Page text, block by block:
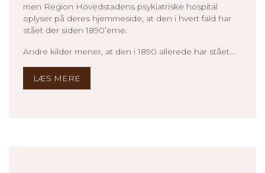
men Region Hovedstadens psykiatriske hospital
oplyser på deres hjemmeside, at den i hvert fald har
stået der siden 1890’erne.
Andre kilder mener, at den i 1890 allerede har stået...
LÆS MERE